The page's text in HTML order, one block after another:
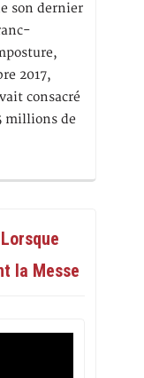
son dernier
2017,
consacré
millions de
la Messe